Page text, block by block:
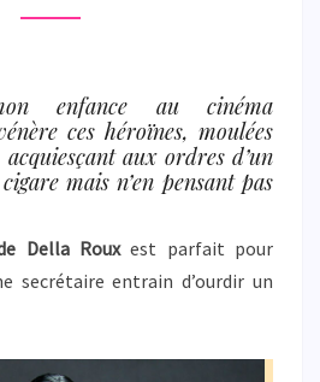
FATALE
enfance au cinéma
ces héroïnes, moulées
aux ordres d’un
mais n’en pensant pas
Della Rouxest parfait pour
secrétaire entrain d’ourdir un